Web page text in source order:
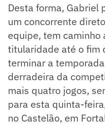
Desta forma, Gabriel
um concorrente
equipe, tem
titularidade até o fim
terminar a
derradeira da
mais quatro jogos,
para esta quinta-
no Castelão, em